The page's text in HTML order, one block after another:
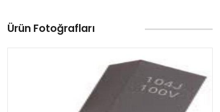
Tantal Kondansatör
Ürün Fotoğrafları